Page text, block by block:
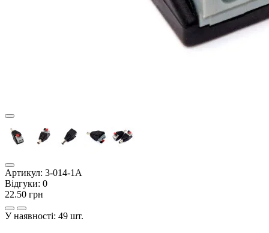
Артикул: 3-014-1А
Відгуки: 0
22.50 грн
У наявності: 49 шт.